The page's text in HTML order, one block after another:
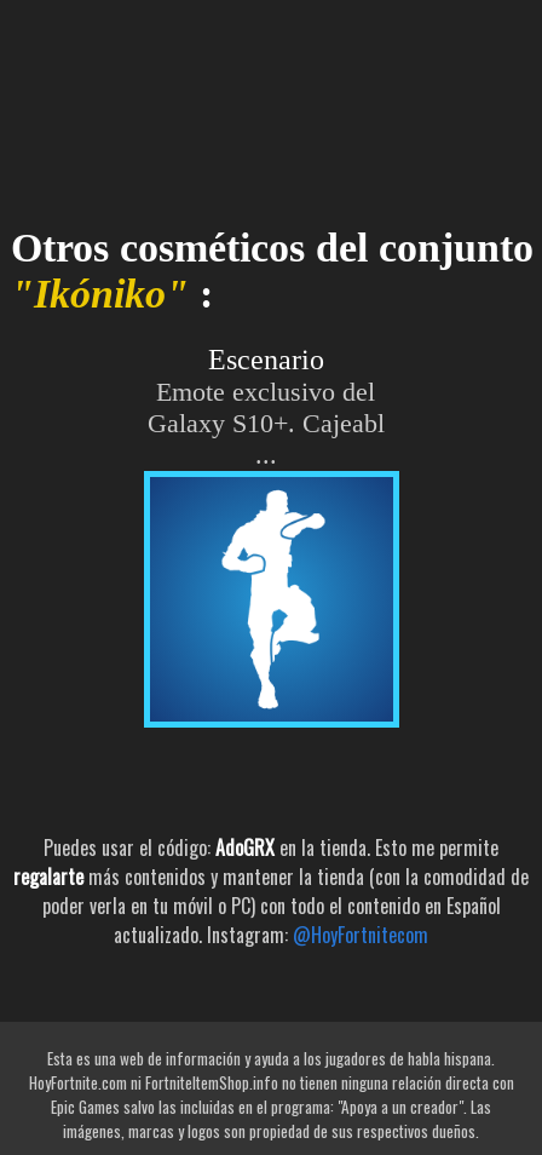
Otros cosméticos del conjunto
"Ikóniko" :
Escenario
Emote exclusivo del
Galaxy S10+. Cajeabl
...
Puedes usar el código:AdoGRXen la tienda. Esto me permite
regalartemás contenidos y mantener la tienda (con la comodidad de
poder verla en tu móvil o PC) con todo el contenido en Español
actualizado. Instagram: @HoyFortnitecom
Esta es una web de información y ayuda a los jugadores de habla hispana.
HoyFortnite.com ni FortniteItemShop.info no tienen ninguna relación directa con
Epic Games salvo las incluidas en el programa: "Apoya a un creador". Las
imágenes, marcas y logos son propiedad de sus respectivos dueños.